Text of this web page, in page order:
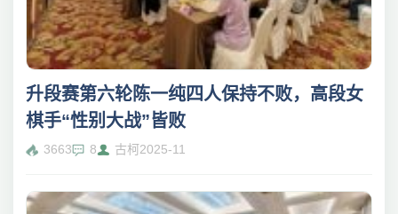
升段赛第六轮陈一纯四人保持不败，高段女
棋手“性别大战”皆败
3663 8 古柯2025-11